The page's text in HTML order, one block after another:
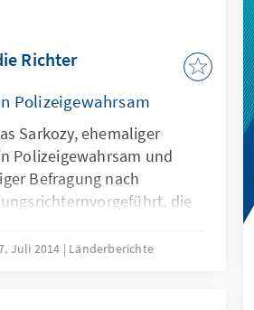
Richter
Polizeigewahrsam
Sarkozy, ehemaliger
Polizeigewahrsam und
Befragung nach
die
Einflußnahme und
Juli 2014 Länderberichte